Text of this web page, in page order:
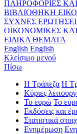
ΠΛΗΡΟΦΟΡΙΕΣ
ΒΙΒΛΙΟΘΗΚΗ
ΣΥΧΝΕΣ
ΟΙΚΟΝΟΜΙΚΕΣ
ΕΙΔΙΚΑ ΘΕΜΑΤΑ
English English
Κλείσιμο μενού
Πίσω
Η Τράπεζα Η
Κύριες
Το ευρώ Το
Εκδόσεις και
Στατιστικά
Ενημέρωση